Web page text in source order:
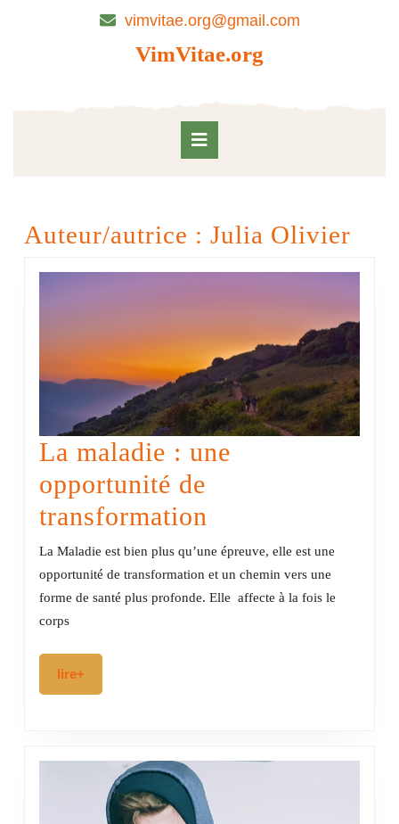
vimvitae.org@gmail.com
VimVitae.org
Auteur/autrice : Julia Olivier
La maladie : une
opportunité de
transformation
maladie
:
une
La Maladie est bien plus qu’une épreuve, elle est une
opportunité de transformation et un chemin vers une
forme de santé plus profonde. Elle affecte à la fois le
corps
lire+